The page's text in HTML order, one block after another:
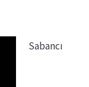
Sabancı